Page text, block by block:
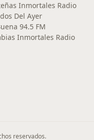
Inmortales Radio
Del Ayer
94.5 FM
Inmortales Radio
reservados.